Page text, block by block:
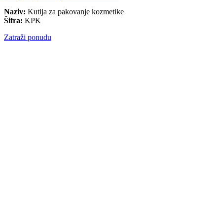
Naziv: Kutija za pakovanje kozmetike
Šifra: KPK
Zatraži ponudu